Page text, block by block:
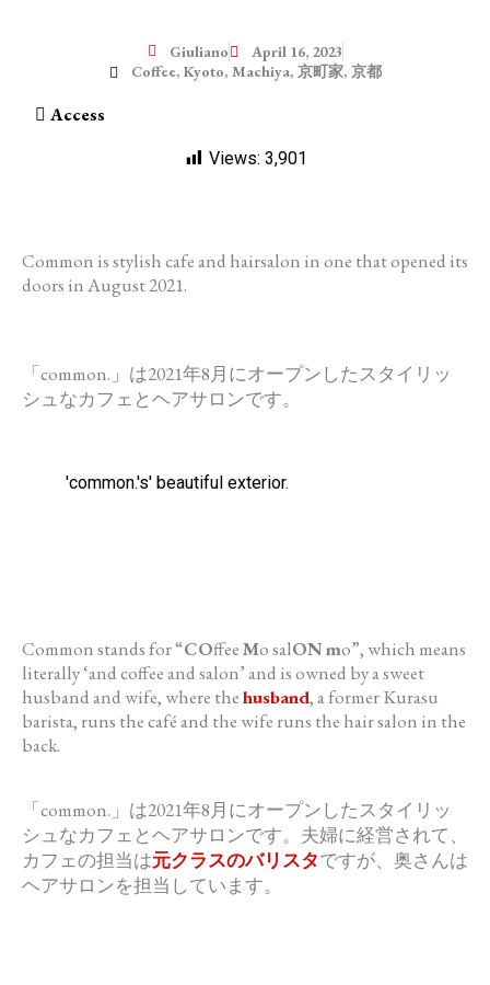
Giuliano
April 16, 2023
Coffee, Kyoto, Machiya, 京町家, 京都
Access
Views: 3,901
Common is stylish cafe and hairsalon in one that opened its
doors in August 2021.
「common.」 は2021年8月にオープンしたスタイリッ
シュなカフェとヘアサロンです。
'common.'s' beautiful exterior.
Commonstands for “COffeeMo salONmo”, which means
literally ‘and coffee and salon’ and is owned by a sweet
husband and wife, where thehusband, a former Kurasu
barista, runs the café and the wife runs the hair salon in the
back.
「common.」 は2021年8月にオープンしたスタイリッ
シュなカフェとヘアサロンです。夫婦に経営されて、
カフェの担当は元クラスのバリスタですが、奥さんは
ヘアサロンを担当しています。